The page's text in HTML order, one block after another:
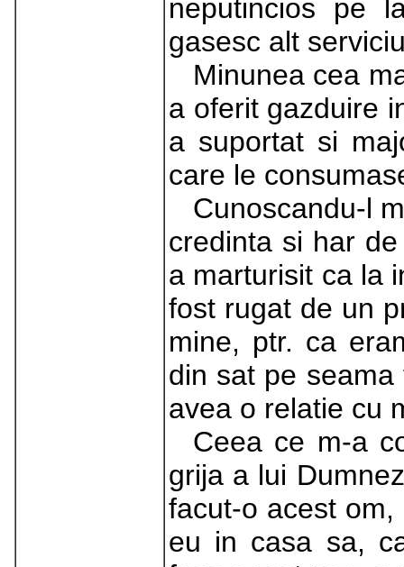
neputincios pe
gasesc alt
Minunea cea
a oferit gazduire
a suportat si
care le
Cunoscandu-l
credinta si har
a marturisit ca la
fost rugat de un
mine, ptr. ca
din sat pe
avea o relatie cu
Ceea ce m-a
grija a lui
facut-o acest
eu in casa sa,